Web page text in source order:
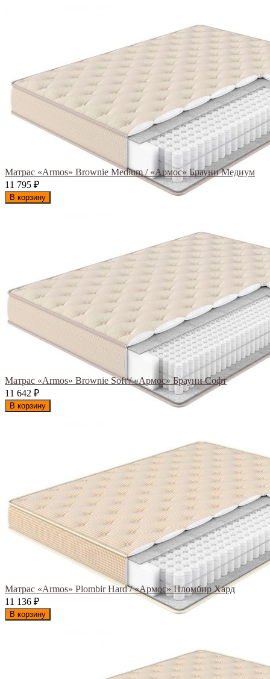
Матрас «Armos» Brownie Medium / «Армос» Брауни Медиум
11 795 ₽
В корзину
Матрас «Armos» Brownie Soft / «Армос» Брауни Софт
11 642 ₽
В корзину
Матрас «Armos» Plombir Hard / «Армос» Пломбир Хард
11 136 ₽
В корзину